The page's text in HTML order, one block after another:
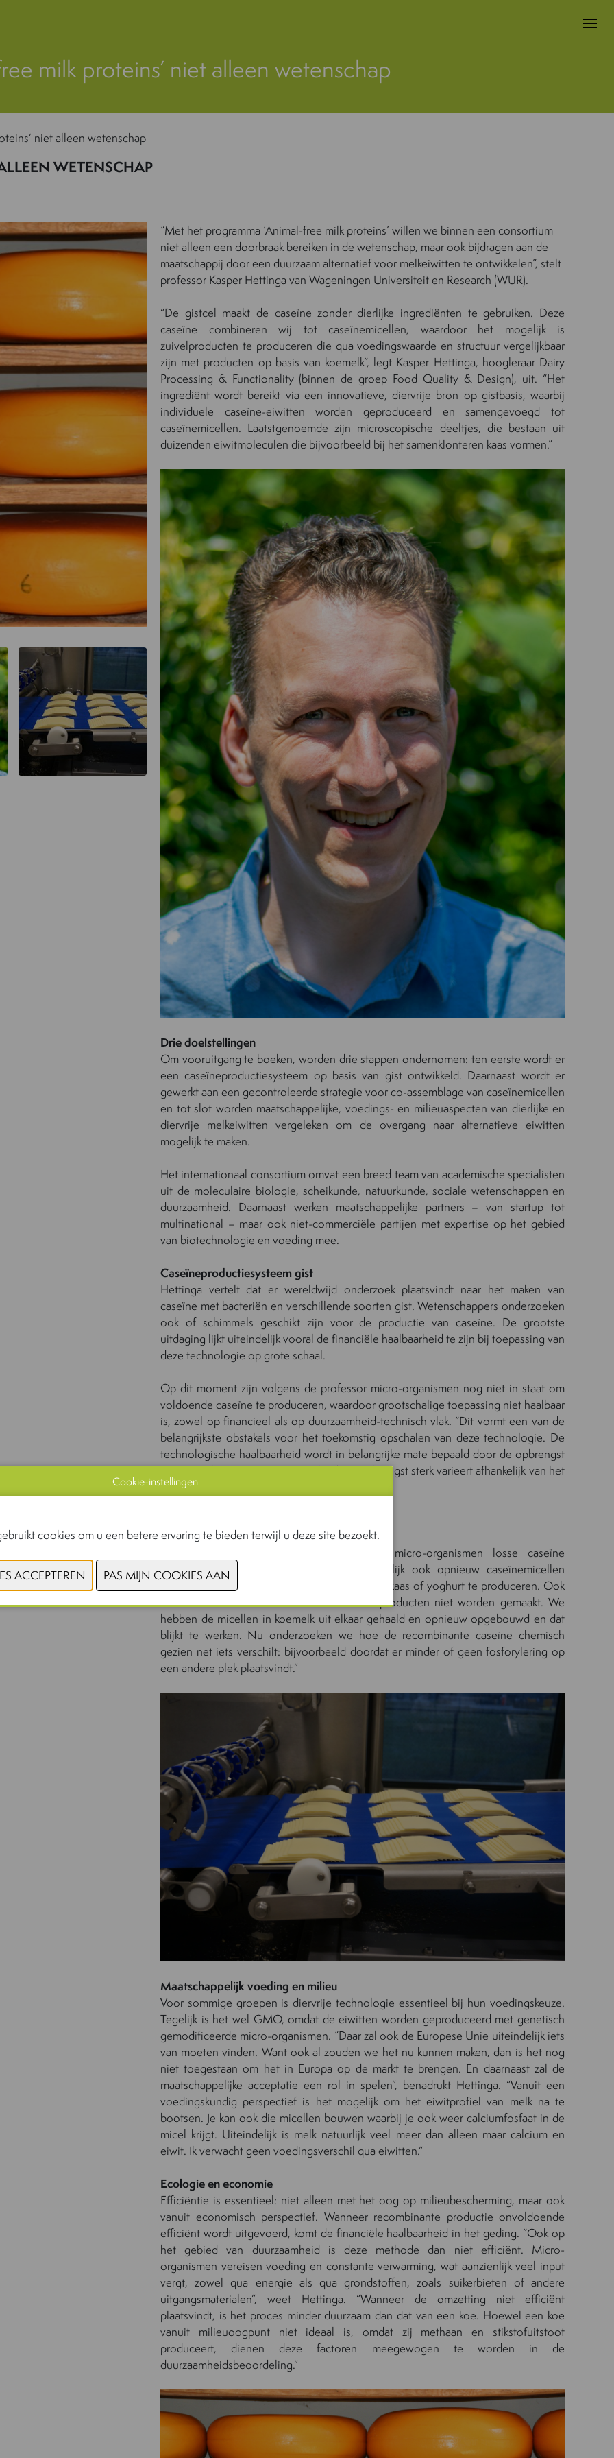
milk proteins’ niet alleen wetenschap
niet alleen wetenschap
WETENSCHAP
“Met het programma ‘Animal-free milk proteins’ willen we binnen een consortium
niet alleen een doorbraak bereiken in de wetenschap, maar ook bijdragen aan de
maatschappij door een duurzaam alternatief voor melkeiwitten te ontwikkelen”, stelt
professor Kasper Hettinga van Wageningen Universiteit en Research (WUR).
“De gistcel maakt de caseïne zonder dierlijke ingrediënten te gebruiken. Deze
caseïne combineren wij tot caseïnemicellen, waardoor het mogelijk is
zuivelproducten te produceren die qua voedingswaarde en structuur vergelijkbaar
zijn met producten op basis van koemelk”, legt Kasper Hettinga, hoogleraar Dairy
Processing & Functionality (binnen de groep Food Quality & Design), uit. “Het
ingrediënt wordt bereikt via een innovatieve, diervrije bron op gistbasis, waarbij
individuele caseïne-eiwitten worden geproduceerd en samengevoegd tot
caseïnemicellen. Laatstgenoemde zijn microscopische deeltjes, die bestaan uit
duizenden eiwitmoleculen die bijvoorbeeld bij het samenklonteren kaas vormen.”
Drie doelstellingen
Om vooruitgang te boeken, worden drie stappen ondernomen: ten eerste wordt er
een caseïneproductiesysteem op basis van gist ontwikkeld. Daarnaast wordt er
gewerkt aan een gecontroleerde strategie voor co-assemblage van caseïnemicellen
en tot slot worden maatschappelijke, voedings- en milieuaspecten van dierlijke en
diervrije melkeiwitten vergeleken om de overgang naar alternatieve eiwitten
mogelijk te maken.
Het internationaal consortium omvat een breed team van academische specialisten
uit de moleculaire biologie, scheikunde, natuurkunde, sociale wetenschappen en
duurzaamheid. Daarnaast werken maatschappelijke partners – van startup tot
multinational – maar ook niet-commerciële partijen met expertise op het gebied
van biotechnologie en voeding mee.
Caseïneproductiesysteem gist
Hettinga vertelt dat er wereldwijd onderzoek plaatsvindt naar het maken van
caseïne met bacteriën en verschillende soorten gist. Wetenschappers onderzoeken
ook of schimmels geschikt zijn voor de productie van caseïne. De grootste
uitdaging lijkt uiteindelijk vooral de financiële haalbaarheid te zijn bij toepassing van
deze technologie op grote schaal.
Op dit moment zijn volgens de professor micro-organismen nog niet in staat om
voldoende caseïne te produceren, waardoor grootschalige toepassing niet haalbaar
is, zowel op financieel als op duurzaamheid-technisch vlak. “Dit vormt een van de
belangrijkste obstakels voor het toekomstig opschalen van deze technologie. De
technologische haalbaarheid wordt in belangrijke mate bepaald door de opbrengst
van recombinante eiwitten, waarbij deze opbrengst sterk varieert afhankelijk van het
type eiwit en het gebruikte micro-organisme.”
“Wij richten ons op het proces waarbij micro-organismen losse caseïne
produceren, met als doel dat deze uiteindelijk ook opnieuw caseïnemicellen
vormen. Zonder caseïne is het onmogelijk om kaas of yoghurt te produceren. Ook
zonder caseïnemicellen kunnen deze zuivelproducten niet worden gemaakt. We
hebben de micellen in koemelk uit elkaar gehaald en opnieuw opgebouwd en dat
blijkt te werken. Nu onderzoeken we hoe de recombinante caseïne chemisch
gezien net iets verschilt: bijvoorbeeld doordat er minder of geen fosforylering op
een andere plek plaatsvindt.”
Maatschappelijk voeding en milieu
Voor sommige groepen is diervrije technologie essentieel bij hun voedingskeuze.
Tegelijk is het wel GMO, omdat de eiwitten worden geproduceerd met genetisch
gemodificeerde micro-organismen. “Daar zal ook de Europese Unie uiteindelijk iets
van moeten vinden. Want ook al zouden we het nu kunnen maken, dan is het nog
niet toegestaan om het in Europa op de markt te brengen. En daarnaast zal de
maatschappelijke acceptatie een rol in spelen”, benadrukt Hettinga. “Vanuit een
voedingskundig perspectief is het mogelijk om het eiwitprofiel van melk na te
bootsen. Je kan ook die micellen bouwen waarbij je ook weer calciumfosfaat in de
micel krijgt. Uiteindelijk is melk natuurlijk veel meer dan alleen maar calcium en
eiwit. Ik verwacht geen voedingsverschil qua eiwitten.”
Ecologie en economie
Efficiëntie is essentieel: niet alleen met het oog op milieubescherming, maar ook
vanuit economisch perspectief. Wanneer recombinante productie onvoldoende
efficiënt wordt uitgevoerd, komt de financiële haalbaarheid in het geding. ”Ook op
het gebied van duurzaamheid is deze methode dan niet efficiënt. Micro-
organismen vereisen voeding en constante verwarming, wat aanzienlijk veel input
vergt, zowel qua energie als qua grondstoffen, zoals suikerbieten of andere
uitgangsmaterialen”, weet Hettinga. “Wanneer de omzetting niet efficiënt
plaatsvindt, is het proces minder duurzaam dan dat van een koe. Hoewel een koe
vanuit milieuoogpunt niet ideaal is, omdat zij methaan en stikstofuitstoot
produceert, dienen deze factoren meegewogen te worden in de
duurzaamheidsbeoordeling.”
Cookie-instellingen
cookies om u een betere ervaring te bieden terwijl u deze site bezoekt.